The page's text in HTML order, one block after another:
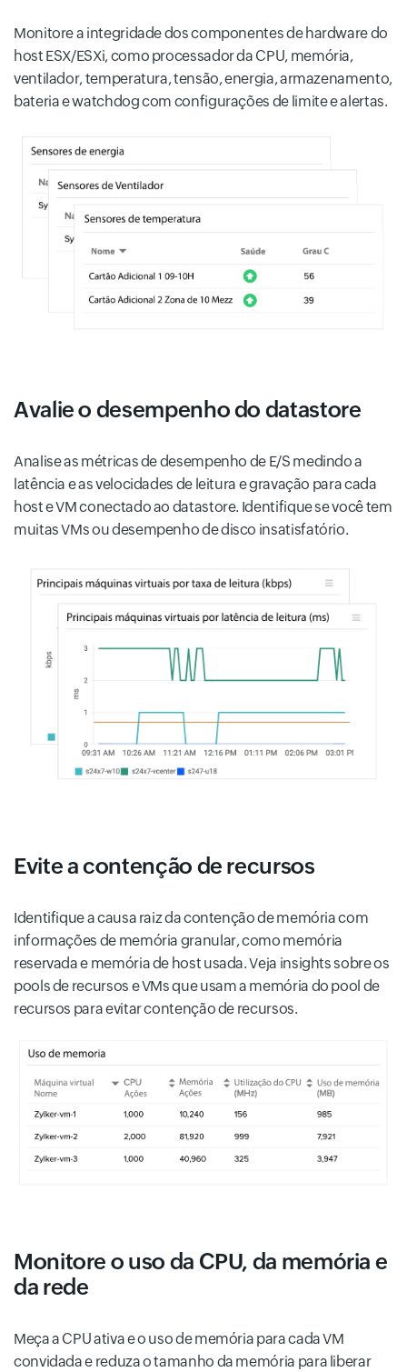
Monitore a integridade dos componentes de hardware do
host ESX/ESXi, como processador da CPU, memória,
ventilador, temperatura, tensão, energia, armazenamento,
bateria e watchdog com configurações de limite e alertas.
Avalie o desempenho do datastore
Analise as métricas de desempenho de E/S medindo a
latência e as velocidades de leitura e gravação para cada
host e VM conectado ao datastore. Identifique se você tem
muitas VMs ou desempenho de disco insatisfatório.
Evite a contenção de recursos
Identifique a causa raiz da contenção de memória com
informações de memória granular, como memória
reservada e memória de host usada. Veja insights sobre os
pools de recursos e VMs que usam a memória do pool de
recursos para evitar contenção de recursos.
Monitore o uso da CPU, da memória e
da rede
Meça a CPU ativa e o uso de memória para cada VM
convidada e reduza o tamanho da memória para liberar